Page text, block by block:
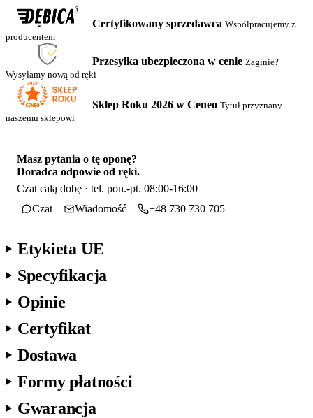
Certyfikowany sprzedawca Współpracujemy z
producentem
Przesyłka ubezpieczona w cenie Zaginie?
Wysyłamy nową od ręki
Sklep Roku 2026 w Ceneo Tytuł przyznany
naszemu sklepowi
Masz pytania o tę oponę?
Doradca odpowie od ręki.
Czat całą dobę · tel. pon.-pt. 08:00-16:00
Czat
Wiadomość +48 730 730 705
Etykieta UE
Specyfikacja
Opinie
Certyfikat
Dostawa
Formy płatności
Gwarancja